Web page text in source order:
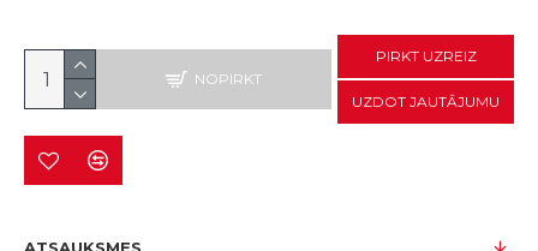
NOPIRKT
PIRKT UZREIZ
UZDOT JAUTĀJUMU